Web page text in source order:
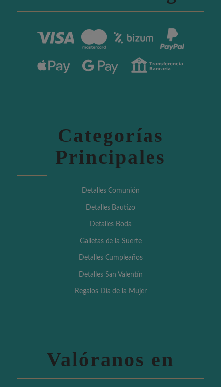
Categorías
Principales
Detalles Comunión
Detalles Bautizo
Detalles Boda
Galletas de la Suerte
Detalles Cumpleaños
Detalles San Valentín
Regalos Día de la Mujer
Valóranos en